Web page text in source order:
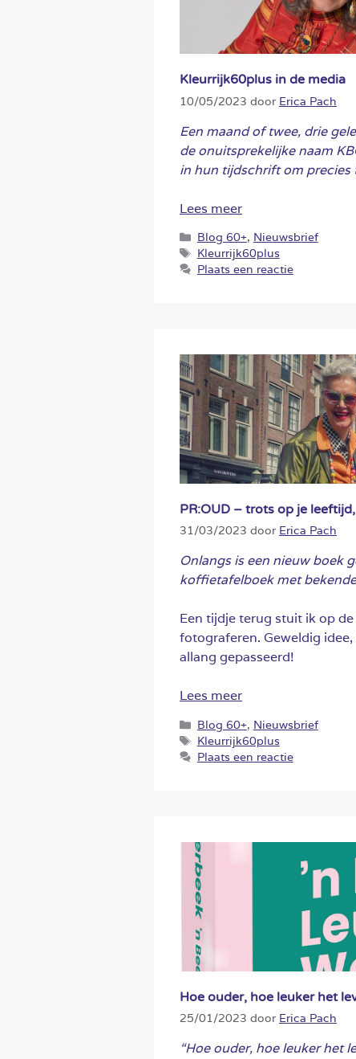
Kleurrijk60plus in de media
10/05/2023 door Erica Pach
Een maand of twee, drie
de onuitsprekelijke naam
in hun tijdschrift om
Lees meer
Categorieën
Blog 60+, Nieuwsbrief
Tags
Kleurrijk60plus
Plaats een reactie
PR:OUD – trots op je
31/03/2023 door Erica Pach
Onlangs is een nieuw boek
koffietafelboek met
Een tijdje terug stuit ik op
fotograferen. Geweldig
allang gepasseerd!
Lees meer
Categorieën
Blog 60+, Nieuwsbrief
Tags
Kleurrijk60plus
Plaats een reactie
Hoe ouder, hoe leuker het
25/01/2023 door Erica Pach
“Hoe ouder, hoe leuker het